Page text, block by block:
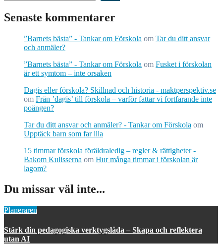
Senaste kommentarer
”Barnets bästa” - Tankar om Förskola om Tar du ditt ansvar
och anmäler?
”Barnets bästa” - Tankar om Förskola om Fusket i förskolan
är ett symtom – inte orsaken
Dagis eller förskola? Skillnad och historia - maktperspektiv.se
om Från ’dagis’ till förskola – varför fattar vi fortfarande inte
poängen?
Tar du ditt ansvar och anmäler? - Tankar om Förskola om
Upptäck barn som far illa
15 timmar förskola föräldraledig – regler & rättigheter -
Bakom Kulisserna om Hur många timmar i förskolan är
lagom?
Du missar väl inte...
Planeraren
Stärk din pedagogiska verktygslåda – Skapa och reflektera
utan AI